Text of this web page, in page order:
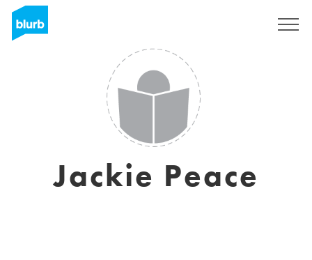
Jackie Peace